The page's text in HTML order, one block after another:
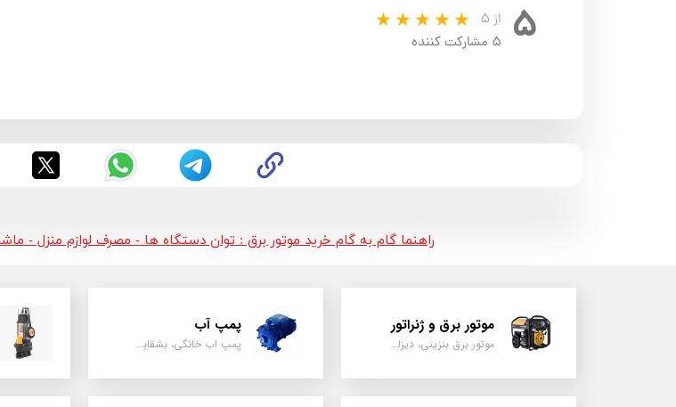
۵
از ۵
۵ مشارکت کننده
راهنما گام به گام خرید موتور برق : توان دستگاه ها - مصرف لوازم منزل -
موتور برق و ژنراتور
موتور برق بنزینی، دیزلی ، گازی ، سه گانه سوز
پمپ آب
پمپ اب خانگی، بشقابی ، جتی ، دو پروانه کشاورزی